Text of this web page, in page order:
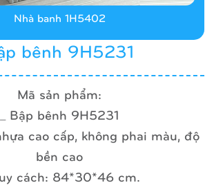
bênh 9H5231
Mã sản phẩm:
_ Bập bênh 9H5231
cao cấp, không phai màu, độ
bền cao
cách: 84*30*46 cm.
Nhà banh 1H5402